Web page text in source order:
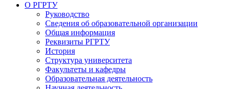
О РГРТУ
Руководство
Сведения об образовательной организации
Общая информация
Реквизиты РГРТУ
История
Структура университета
Факультеты и кафедры
Образовательная деятельность